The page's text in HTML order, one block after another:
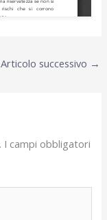
Articolo successivo →
I campi obbligatori